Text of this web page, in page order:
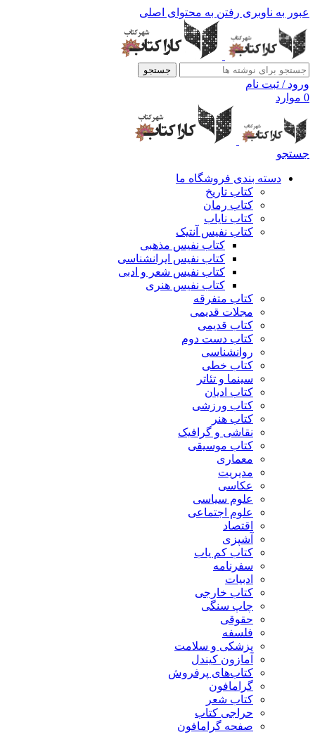
عبور به ناوبری رفتن به محتوای اصلی
جستجو
ورود / ثبت نام
0 موارد
جستجو
دسته بندی فروشگاه ما
کتاب تاریخ
کتاب رمان
کتاب نایاب
کتاب نفیس آنتیک
کتاب نفیس مذهبی
کتاب نفیس ایرانشناسی
کتاب نفیس شعر و ادبی
کتاب نفیس هنری
کتاب متفرقه
مجلات قدیمی
کتاب قدیمی
کتاب دست دوم
روانشناسی
کتاب خطی
سینما و تئاتر
کتاب ادیان
کتاب ورزشی
کتاب هنر
نقاشی و گرافیک
کتاب موسیقی
معماری
مدیریت
عکاسی
علوم سیاسی
علوم اجتماعی
اقتصاد
آشپزی
کتاب کم یاب
سفرنامه
ادبیات
کتاب خارجی
چاپ سنگی
حقوقی
فلسفه
پزشکی و سلامت
آمازون کیندل
کتاب‌های پرفروش
گرامافون
کتاب شعر
حراجی کتاب
صفحه گرامافون